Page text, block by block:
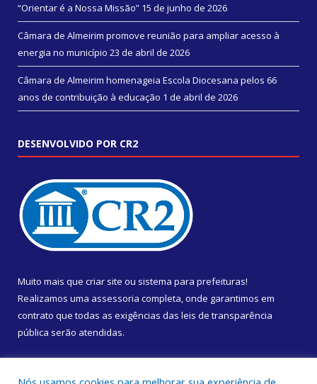
“Orientar é a Nossa Missão” 15 de junho de 2026
Câmara de Almeirim promove reunião para ampliar acesso à
energia no município 23 de abril de 2026
Câmara de Almeirim homenageia Escola Diocesana pelos 66
anos de contribuição à educação 1 de abril de 2026
DESENVOLVIDO POR CR2
Muito mais que criar site ou sistema para prefeituras!
Realizamos uma assessoria completa, onde garantimos em
contrato que todas as exigências das leis de transparência
pública serão atendidas.